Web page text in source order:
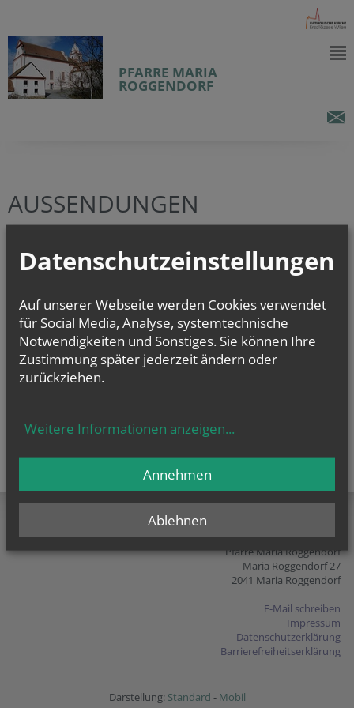
PFARRE MARIA
ROGGENDORF
AUSSENDUNGEN
vorherige weitere
tweet
Pfarre Maria Roggendorf
Maria Roggendorf 27
2041 Maria Roggendorf
E-Mail schreiben
Impressum
Datenschutzerklärung
Barrierefreiheitserklärung
Darstellung: Standard - Mobil
Datenschutzeinstellungen
Auf unserer Webseite werden Cookies verwendet
für Social Media, Analyse, systemtechnische
Notwendigkeiten und Sonstiges. Sie können Ihre
Zustimmung später jederzeit ändern oder
zurückziehen.
Weitere Informationen anzeigen...
Ablehnen
Annehmen